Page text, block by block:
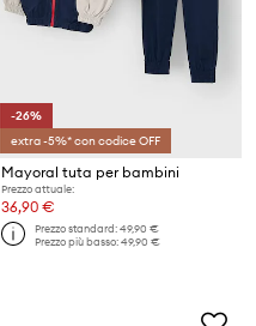
-26%
extra -5%* con codice OFF
Mayoral tuta per bambini
Prezzo attuale:
36,90 €
Prezzo standard:49,90 €
Prezzo più basso:49,90 €